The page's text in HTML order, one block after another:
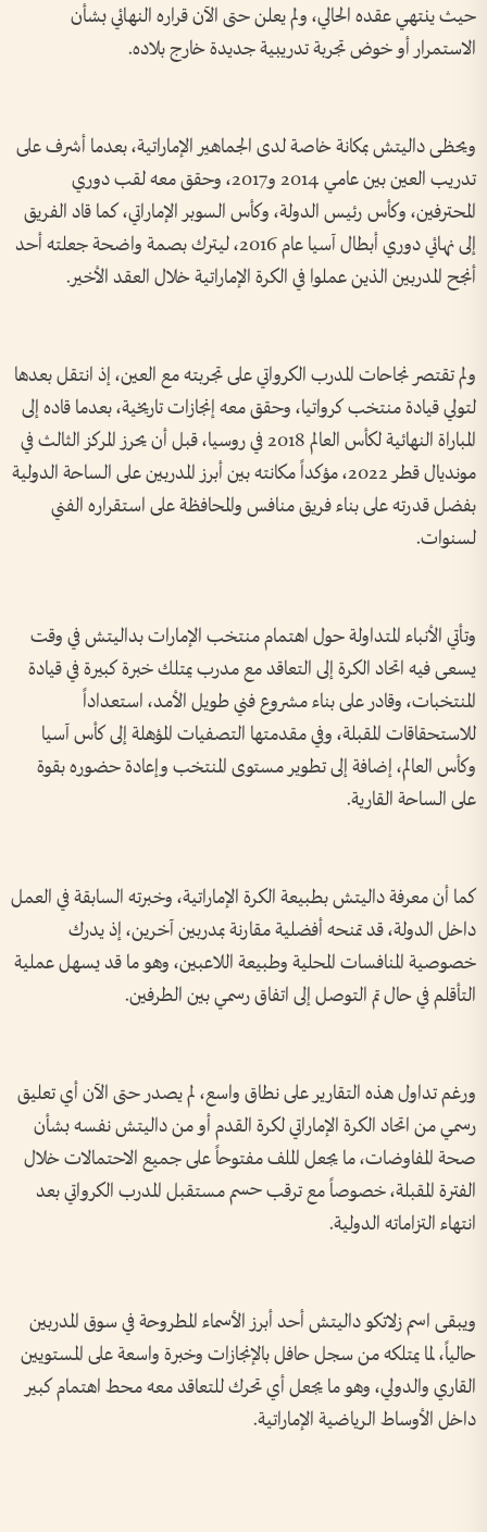
حيث ينتهي عقده الحالي، ولم يعلن حتى الآن قراره النهائي بشأن
الاستمرار أو خوض تجربة تدريبية جديدة خارج بلاده.
ويحظى داليتش بمكانة خاصة لدى الجماهير الإماراتية، بعدما أشرف على
تدريب العين بين عامي 2014 و2017، وحقق معه لقب دوري
المحترفين، وكأس رئيس الدولة، وكأس السوبر الإماراتي، كما قاد الفريق
إلى نهائي دوري أبطال آسيا عام 2016، ليترك بصمة واضحة جعلته أحد
أنجح المدربين الذين عملوا في الكرة الإماراتية خلال العقد الأخير.
ولم تقتصر نجاحات المدرب الكرواتي على تجربته مع العين، إذ انتقل بعدها
لتولي قيادة منتخب كرواتيا، وحقق معه إنجازات تاريخية، بعدما قاده إلى
المباراة النهائية لكأس العالم 2018 في روسيا، قبل أن يحرز المركز الثالث في
مونديال قطر 2022، مؤكداً مكانته بين أبرز المدربين على الساحة الدولية
بفضل قدرته على بناء فريق منافس والمحافظة على استقراره الفني
لسنوات.
وتأتي الأنباء المتداولة حول اهتمام منتخب الإمارات بداليتش في وقت
يسعى فيه اتحاد الكرة إلى التعاقد مع مدرب يمتلك خبرة كبيرة في قيادة
المنتخبات، وقادر على بناء مشروع فني طويل الأمد، استعداداً
للاستحقاقات المقبلة، وفي مقدمتها التصفيات المؤهلة إلى كأس آسيا
وكأس العالم، إضافة إلى تطوير مستوى المنتخب وإعادة حضوره بقوة
على الساحة القارية.
كما أن معرفة داليتش بطبيعة الكرة الإماراتية، وخبرته السابقة في العمل
داخل الدولة، قد تمنحه أفضلية مقارنة بمدربين آخرين، إذ يدرك
خصوصية المنافسات المحلية وطبيعة اللاعبين، وهو ما قد يسهل عملية
التأقلم في حال تم التوصل إلى اتفاق رسمي بين الطرفين.
ورغم تداول هذه التقارير على نطاق واسع، لم يصدر حتى الآن أي تعليق
رسمي من اتحاد الكرة الإماراتي لكرة القدم أو من داليتش نفسه بشأن
صحة المفاوضات، ما يجعل الملف مفتوحاً على جميع الاحتمالات خلال
الفترة المقبلة، خصوصاً مع ترقب حسم مستقبل المدرب الكرواتي بعد
انتهاء التزاماته الدولية.
ويبقى اسم زلاتكو داليتش أحد أبرز الأسماء المطروحة في سوق المدربين
حالياً، لما يمتلكه من سجل حافل بالإنجازات وخبرة واسعة على المستويين
القاري والدولي، وهو ما يجعل أي تحرك للتعاقد معه محط اهتمام كبير
داخل الأوساط الرياضية الإماراتية.